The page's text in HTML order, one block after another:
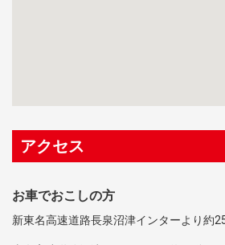
アクセス
お車でおこしの方
新東名高速道路長泉沼津インターより約